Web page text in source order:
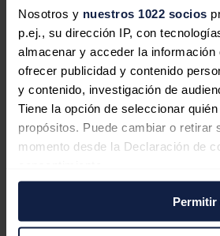
Nosotros y nuestros 1022 socios
p.ej., su dirección IP, con
almacenar y acceder la
ofrecer publicidad y contenido
y contenido, investigación de
Tiene la opción de seleccionar
propósitos. Puede cambiar o retirar
momento desde la Declaración de
Si lo permite, también quisiéramos:
Recopilar información sobre
Permitir
Noticias relacionadas
El petróleo de Texas
76,27 dólares,
para abrir Ormuz